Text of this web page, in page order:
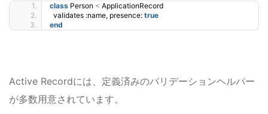
class Person < ApplicationRecord
  validates :name, presence:
true
end
Active Recordには、定義済みのバリデーションヘルパー
が多数用意されています。